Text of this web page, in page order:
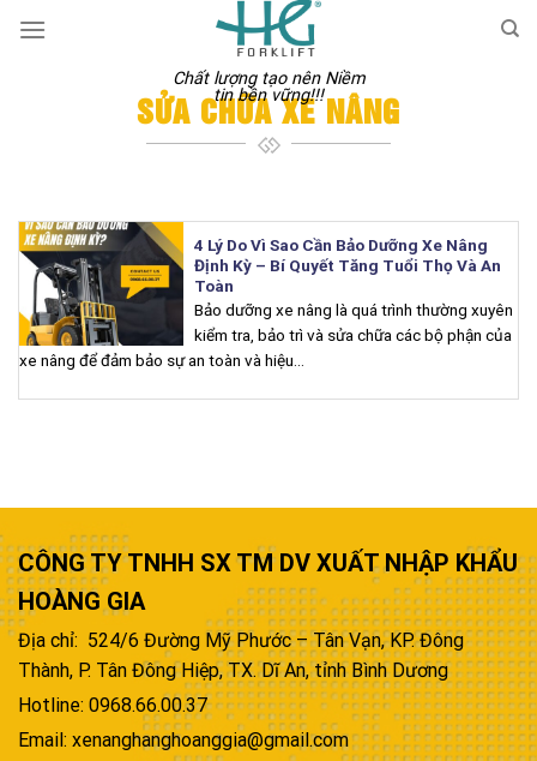
Chất lượng tạo nên Niềm
tin bền vững!!!
SỬA CHỮA XE NÂNG
4 Lý Do Vì Sao Cần Bảo Dưỡng Xe Nâng
Định Kỳ – Bí Quyết Tăng Tuổi Thọ Và An
Toàn
Bảo dưỡng xe nâng là quá trình thường xuyên
kiểm tra, bảo trì và sửa chữa các bộ phận của
xe nâng để đảm bảo sự an toàn và hiệu...
CÔNG TY TNHH SX TM DV XUẤT NHẬP KHẨU
HOÀNG GIA
Địa chỉ: 524/6 Đường Mỹ Phước – Tân Vạn, KP. Đông
Thành, P. Tân Đông Hiệp, TX. Dĩ An, tỉnh Bình Dương
Hotline: 0968.66.00.37
Email: xenanghanghoanggia@gmail.com